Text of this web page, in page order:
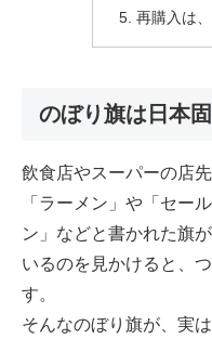
再購入は
のぼり旗は日本
飲食店やスーパーの店
「ラーメン」や「セー
ン」などと書かれた旗
いるのを見かけると、
す。
そんなのぼり旗が、実